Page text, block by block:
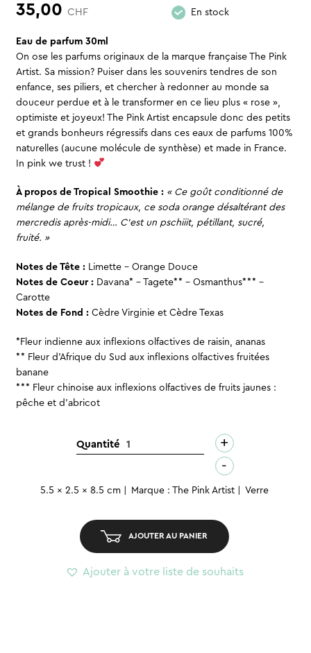
35,00 CHF En stock
Eau de parfum 30ml
On ose les parfums originaux de la marque française The Pink
Artist. Sa mission? Puiser dans les souvenirs tendres de son
enfance, ses piliers, et chercher à redonner au monde sa
douceur perdue et à le transformer en ce lieu plus « rose »,
optimiste et joyeux! The Pink Artist encapsule donc des petits
et grands bonheurs régressifs dans ces eaux de parfums 100%
naturelles (aucune molécule de synthèse) et made in France.
In pink we trust !
À propos de Tropical Smoothie : « Ce goût conditionné de
mélange de fruits tropicaux, ce soda orange désaltérant des
mercredis après-midi… C’est un pschiiit, pétillant, sucré,
fruité. »
Notes de Tête :Limette – Orange Douce
Notes de Coeur :Davana* – Tagete** – Osmanthus*** –
Carotte
Notes de Fond :Cèdre Virginie et Cèdre Texas
*Fleur indienne aux inflexions olfactives de raisin, ananas
** Fleur d’Afrique du Sud aux inflexions olfactives fruitées
banane
*** Fleur chinoise aux inflexions olfactives de fruits jaunes :
pêche et d’abricot
Quantitéquantité
-
+
-
5.5 x 2.5 x 8.5 cm Marque : The Pink Artist Verre
AJOUTER AU PANIER
Ajouter à votre liste de souhaits